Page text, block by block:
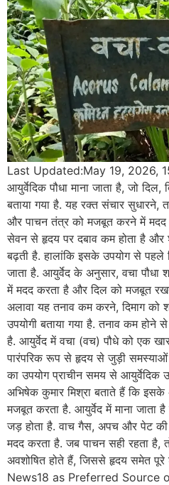
Last Updated:May 19, 2026,
आयुर्वेदिक पौधा माना जाता है, जो
बताया गया है. यह रक्त संचार सुधारने,
और पाचन तंत्र को मजबूत करने में
सेवन से हृदय पर दबाव कम होता है और
बढ़ती है. हालांकि इसके उपयोग से पहले
जाता है. आयुर्वेद के अनुसार, वचा पौधा
में मदद करता है और दिल को मजबूत
अलावा यह तनाव कम करने, दिमाग को
उपयोगी बताया गया है. तनाव कम होने
है. आयुर्वेद में वचा (वच) पौधे को एक
पारंपरिक रूप से हृदय से जुड़ी समस्याओं
का उपयोग प्राचीन समय से आयुर्वेदिक
अभिषेक कुमार मिश्रा बताते हैं कि इसके
मजबूत करता है. आयुर्वेद में माना जाता है
जड़ होता है. वाच गैस, अपच और पेट
मदद करता है. जब पाचन सही रहता है,
अवशोषित होते हैं, जिससे हृदय समेत पूरे
News18 as Preferred Source